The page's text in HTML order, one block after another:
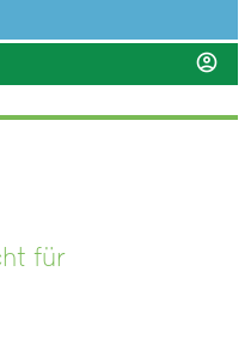
account_circle
für